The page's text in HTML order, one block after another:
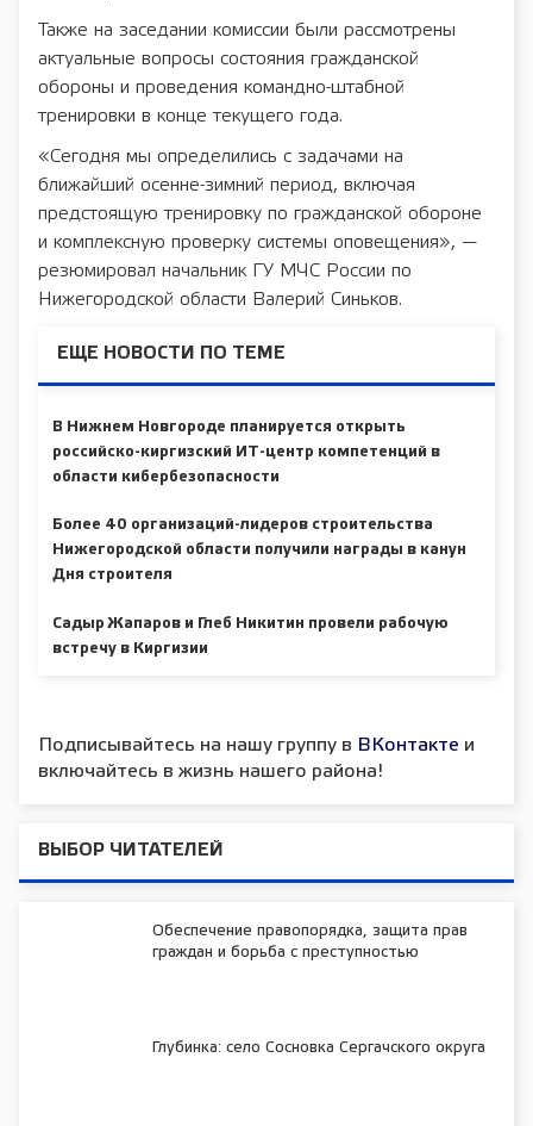
Также на заседании комиссии были рассмотрены
актуальные вопросы состояния гражданской
обороны и проведения командно-штабной
тренировки в конце текущего года.
«Сегодня мы определились с задачами на
ближайший осенне-зимний период, включая
предстоящую тренировку по гражданской обороне
и комплексную проверку системы оповещения», —
резюмировал начальник ГУ МЧС России по
Нижегородской области Валерий Синьков.
ЕЩЕ НОВОСТИ ПО ТЕМЕ
В Нижнем Новгороде планируется открыть
российско-киргизский ИТ-центр компетенций в
области кибербезопасности
Более 40 организаций-лидеров строительства
Нижегородской области получили награды в канун
Дня строителя
Садыр Жапаров и Глеб Никитин провели рабочую
встречу в Киргизии
Подписывайтесь на нашу группу в ВКонтакте и
включайтесь в жизнь нашего района!
ВЫБОР ЧИТАТЕЛЕЙ
Обеспечение правопорядка, защита прав
граждан и борьба с преступностью
Глубинка: село Сосновка Сергачского округа